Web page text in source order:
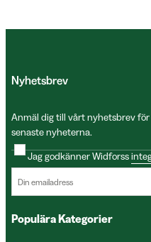
Nyhetsbrev
Anmäl dig till vårt nyhetsbrev
senaste nyheterna.
Jag godkänner Widforss
Populära Kategorier